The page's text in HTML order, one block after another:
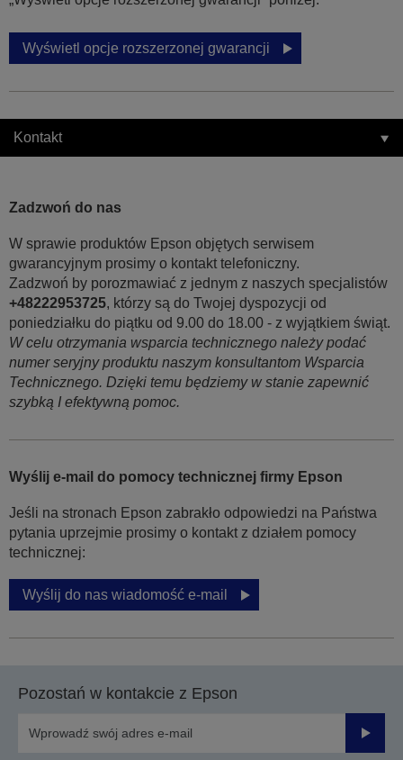
Wyświetl opcje rozszerzonej gwarancji
Kontakt
Zadzwoń do nas
W sprawie produktów Epson objętych serwisem
gwarancyjnym prosimy o kontakt telefoniczny.
Zadzwoń by porozmawiać z jednym z naszych specjalistów
+48222953725, którzy są do Twojej dyspozycji od
poniedziałku do piątku od 9.00 do 18.00 - z wyjątkiem świąt.
W celu otrzymania wsparcia technicznego należy podać
numer seryjny produktu naszym konsultantom Wsparcia
Technicznego. Dzięki temu będziemy w stanie zapewnić
szybką I efektywną pomoc.
Wyślij e-mail do pomocy technicznej firmy Epson
Jeśli na stronach Epson zabrakło odpowiedzi na Państwa
pytania uprzejmie prosimy o kontakt z działem pomocy
technicznej:
Wyślij do nas wiadomość e-mail
Pozostań w kontakcie z Epson